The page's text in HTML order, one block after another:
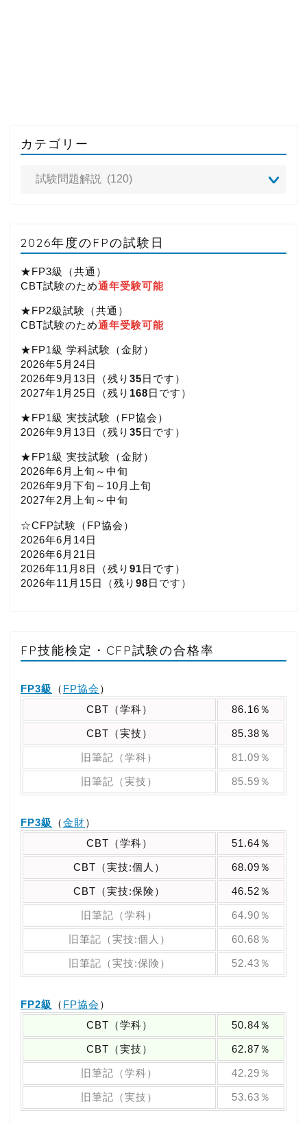
カテゴリー
2026年度のFPの試験日
★FP3級（共通）
CBT試験のため通年受験可能
★FP2級試験（共通）
CBT試験のため通年受験可能
★FP1級 学科試験（金財）
2026年5月24日
2026年9月13日（残り 35日です）
2027年1月25日（残り 168日です）
★FP1級 実技試験（FP協会）
2026年9月13日（残り 35日です）
★FP1級 実技試験（金財）
2026年6月上旬～中旬
2026年9月下旬～10月上旬
2027年2月上旬～中旬
☆CFP試験（FP協会）
2026年6月14日
2026年6月21日
2026年11月8日（残り 91日です）
2026年11月15日（残り 98日です）
FP技能検定・CFP試験の合格率
FP3級 （ FP協会 ）
CBT（学科）
86.16％
CBT（実技） 85.38％
旧筆記（学科） 81.09％
旧筆記（実技） 85.59％
FP3級 （金財）
CBT（学科）
51.64％
CBT（実技:個人） 68.09％
CBT（実技:保険） 46.52％
旧筆記（学科） 64.90％
旧筆記（実技:個人） 60.68％
旧筆記（実技:保険） 52.43％
FP2級 （ FP協会 ）
CBT（学科）
50.84％
CBT（実技） 62.87％
旧筆記（学科） 42.29％
旧筆記（実技） 53.63％